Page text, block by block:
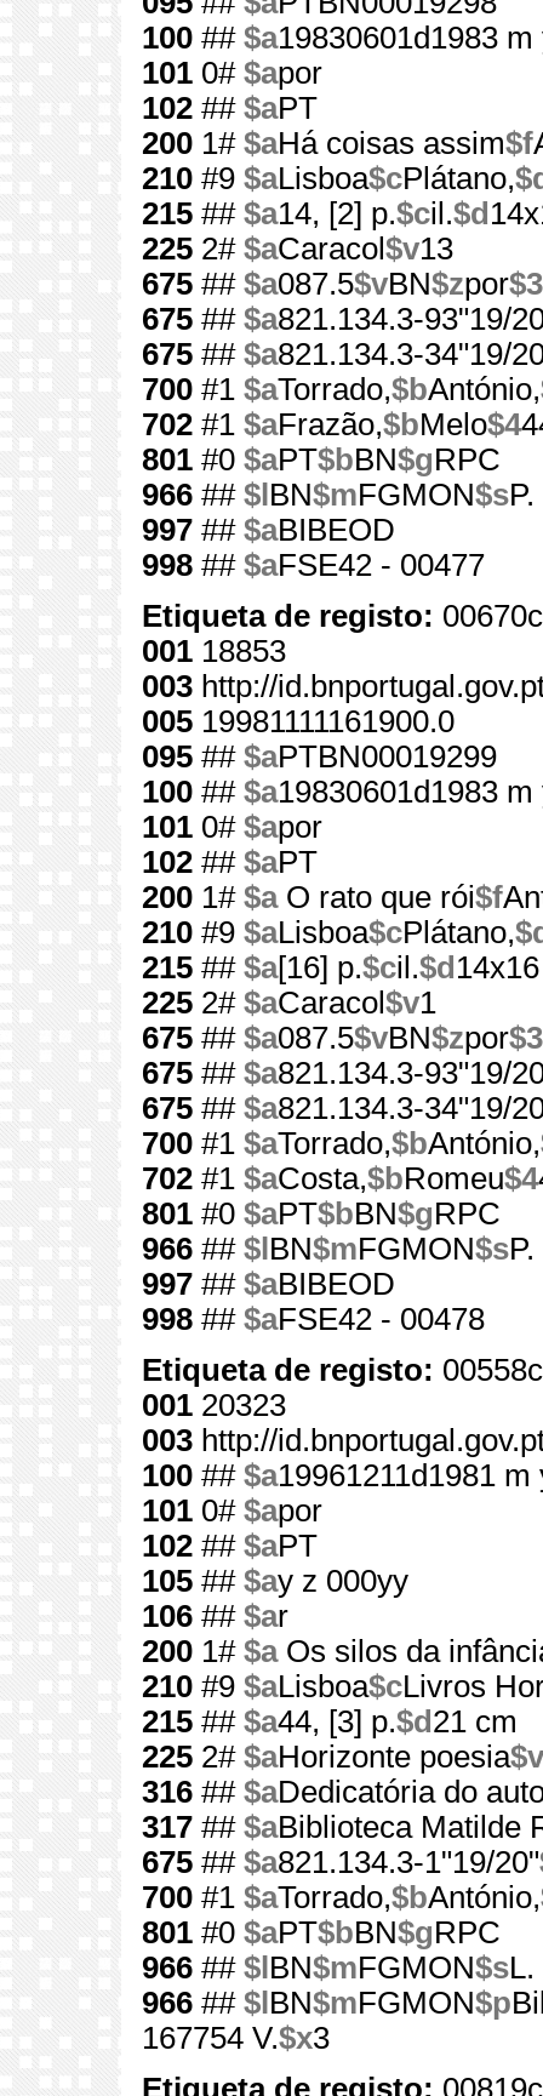
100 ## $a19830601d1983
101 0# $apor
102 ## $aPT
200 1# $aHá coisas assim$f
210 #9 $aLisboa$cPlátano,
215 ## $a14, [2] p.$cil.$d
225 2# $aCaracol $v13
675 ## $a087.5$vBN$zpor$3
675 ## $a821.134.3-93"19/
675 ## $a821.134.3-34"19/
700 #1 $aTorrado,$bAntónio,
702 #1 $aFrazão,$bMelo$4
801 #0 $aPT$bBN$gRPC
966 ## $l BN$mFGMON$s
997 ## $aBIBEOD
998 ## $aFSE42 - 00477
Etiqueta de registo:
001 18853
003 http://
005 19981111161900.0
095 ## $aPTBN00019299
100 ## $a19830601d1983
101 0# $apor
102 ## $aPT
200 1# $aO rato que rói$f
210 #9 $aLisboa$cPlátano,
215 ## $a[16] p.$cil.$d
225 2# $aCaracol $v1
675 ## $a087.5$vBN$zpor$3
675 ## $a821.134.3-93"19/
675 ## $a821.134.3-34"19/
700 #1 $aTorrado,$bAntónio,
702 #1 $aCosta,$bRomeu$4
801 #0 $aPT$bBN$gRPC
966 ## $l BN$mFGMON$s
997 ## $aBIBEOD
998 ## $aFSE42 - 00478
Etiqueta de registo:
001 20323
003 http://
100 ## $a19961211d1981
101 0# $apor
102 ## $aPT
105 ## $ay z 000yy
106 ## $ar
200 1# $aOs silos da
210 #9 $aLisboa$cLivros
215 ## $a44, [3] p.$d 21 cm
225 2# $aHorizonte poesia$v
316 ## $aDedicatória do
317 ## $aBiblioteca Matilde
675 ## $a821.134.3-1"19/20"
700 #1 $aTorrado,$bAntónio,
801 #0 $aPT$bBN$gRPC
966 ## $l BN$mFGMON$sL.
966 ## $l BN$mFGMON$p
167754 V.$x3
Etiqueta de registo: